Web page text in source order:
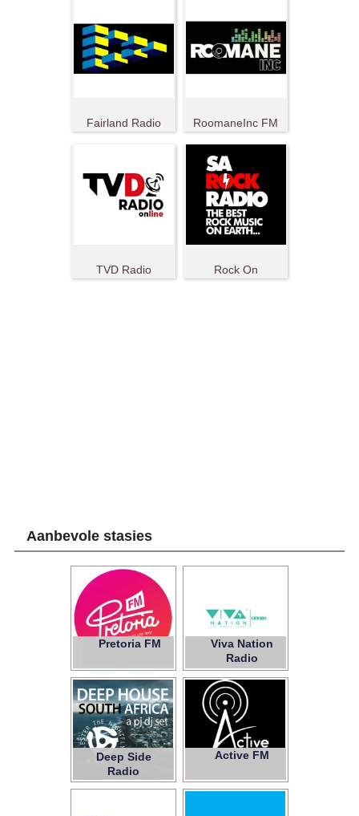
Fairland Radio RoomaneInc FM
TVD Radio Rock On
Aanbevole stasies
Pretoria FM
Viva Nation
Radio
Deep Side
Radio
Active FM